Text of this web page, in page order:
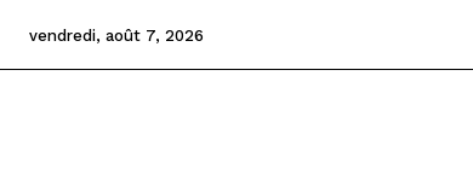
vendredi, août 7, 2026